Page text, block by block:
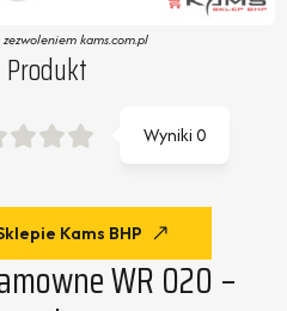
kams.com.pl
Produkt
Wyniki0
Kams BHP
WR 020 –